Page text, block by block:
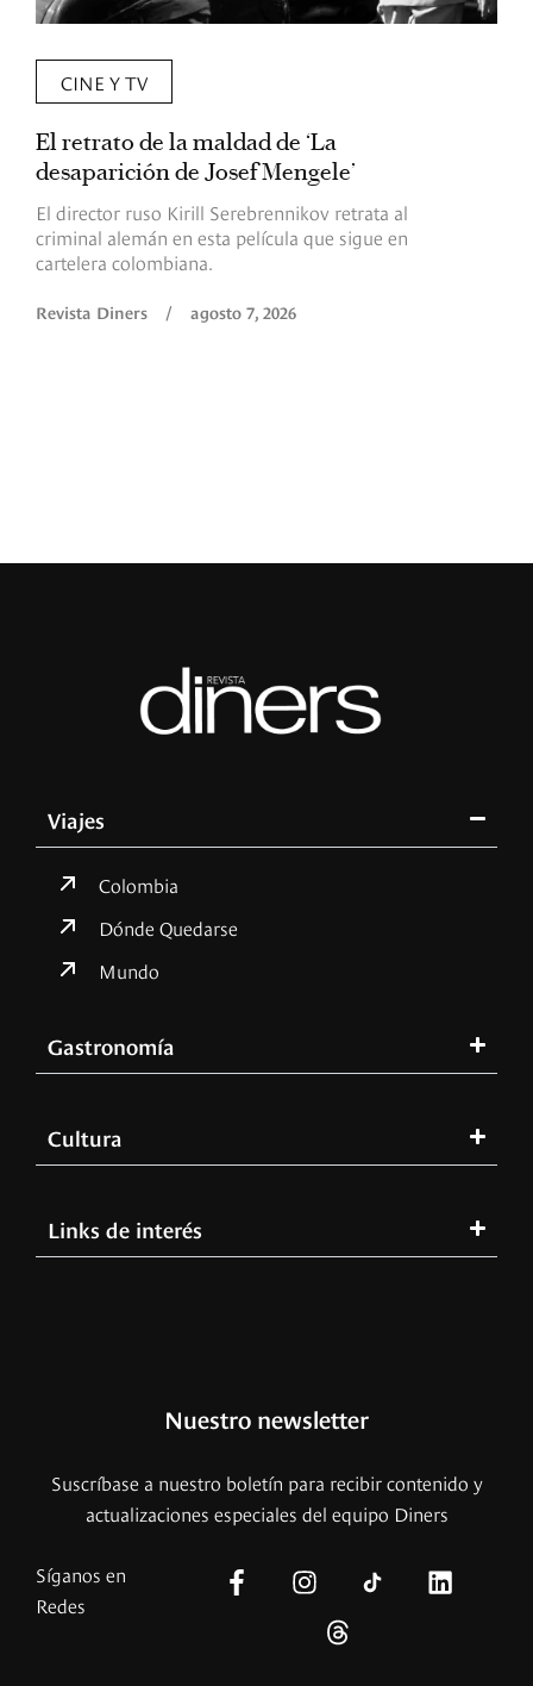
CINE Y TV
El retrato de la maldad de ‘La
desaparición de Josef Mengele’
El director ruso Kirill Serebrennikov retrata al
criminal alemán en esta película que sigue en
cartelera colombiana.
Revista Diners / agosto 7, 2026
Viajes
Colombia
Dónde Quedarse
Mundo
Gastronomía
Cultura
Links de interés
Nuestro newsletter
Suscríbase a nuestro boletín para recibir contenido y
actualizaciones especiales del equipo Diners
Síganos en
Redes